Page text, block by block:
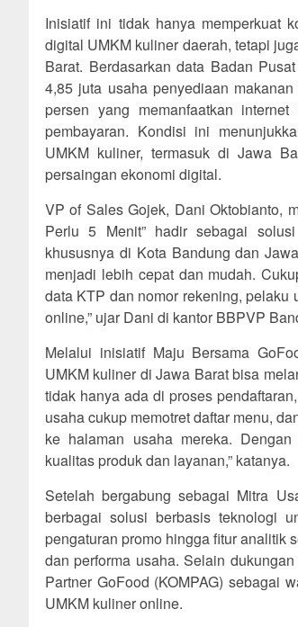
Inisiatif ini tidak hanya memperkuat
digital UMKM kuliner daerah, tetapi
Barat. Berdasarkan data Badan
4,85 juta usaha penyediaan
persen yang memanfaatkan
pembayaran. Kondisi ini
UMKM kuliner, termasuk di Jawa
persaingan ekonomi digital.
VP of Sales Gojek, Dani Oktobianto,
Perlu 5 Menit” hadir sebagai
khususnya di Kota Bandung dan
menjadi lebih cepat dan mudah.
data KTP dan nomor rekening,
online,” ujar Dani di kantor BBPVP
Melalui inisiatif Maju Bersama
UMKM kuliner di Jawa Barat bisa
tidak hanya ada di proses
usaha cukup memotret daftar menu,
ke halaman usaha mereka.
kualitas produk dan layanan,” katanya.
Setelah bergabung sebagai Mitra
berbagai solusi berbasis teknologi
pengaturan promo hingga fitur analitik
dan performa usaha. Selain
Partner GoFood (KOMPAG) sebagai
UMKM kuliner online.